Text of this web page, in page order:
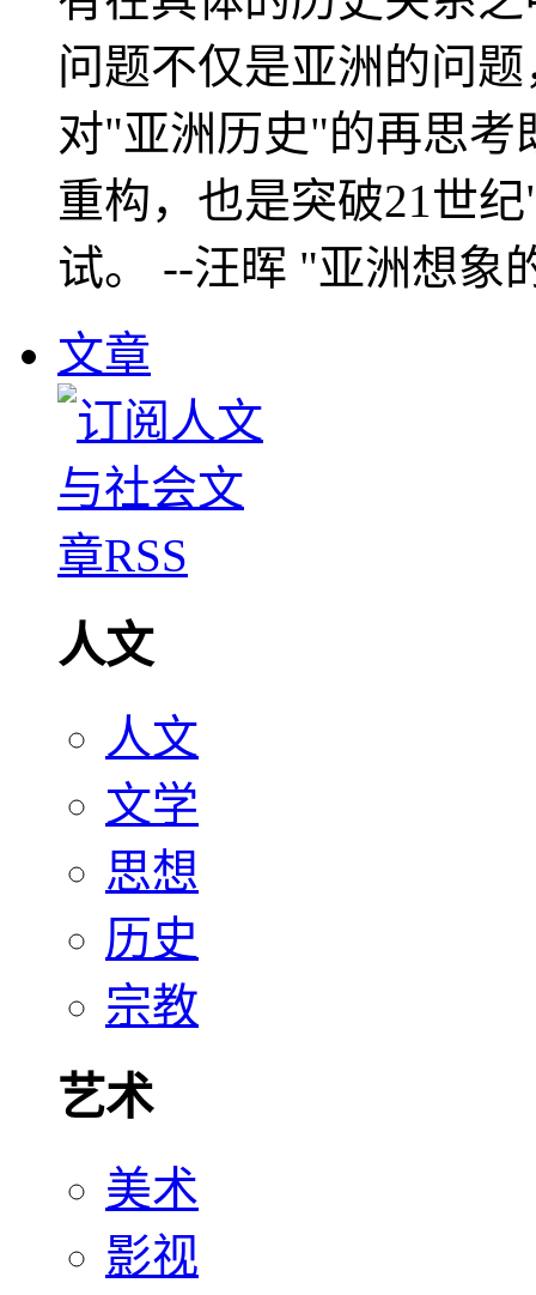
问题不仅是亚洲的问
对"亚洲历史"的再思考
重构，也是突破21世
试。 --汪晖 "亚洲想象
文章
人文
人文
文学
思想
历史
宗教
艺术
美术
影视